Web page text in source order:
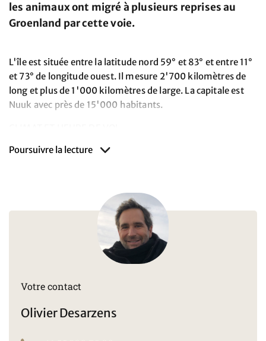
les animaux ont migré à plusieurs reprises au
Groenland par cette voie.
L'île est située entre la latitude nord 59° et 83° et entre 11°
et 73° de longitude ouest. Il mesure 2'700 kilomètres de
long et plus de 1'000 kilomètres de large. La capitale est
Nuuk avec près de 15'000 habitants.
sont presque inexistants. En général, le climat est arctique,
ressenti est plus chaud. Le fœhn de la côte ouest apporte
un temps chaud et humide, et les températures estivales
de 20 degrés en juillet ne sont pas rares.
Rencontres avec des locaux inuites
Fjord glacier d'Ilulissat : site du patrimoine mondial de
l'UNESCO
Poursuivre la lecture
Votre contact
Olivier Desarzens